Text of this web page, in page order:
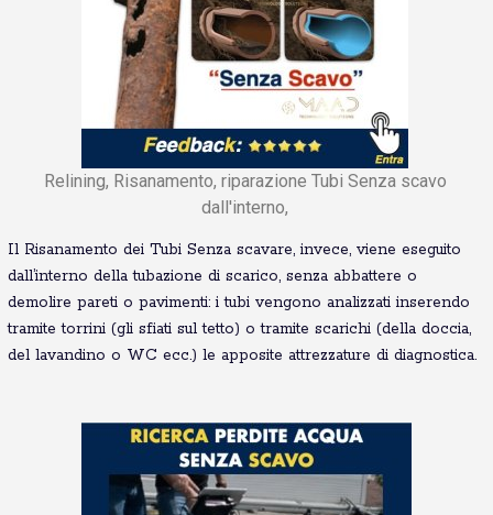
Relining, Risanamento, riparazione Tubi Senza scavo
dall'interno,
Il Risanamento dei Tubi Senza scavare, invece, viene eseguito
dall’interno della tubazione di scarico, senza abbattere o
demolire pareti o pavimenti: i tubi vengono analizzati inserendo
tramite torrini (gli sfiati sul tetto) o tramite scarichi (della doccia,
del lavandino o WC ecc.) le apposite attrezzature di diagnostica.